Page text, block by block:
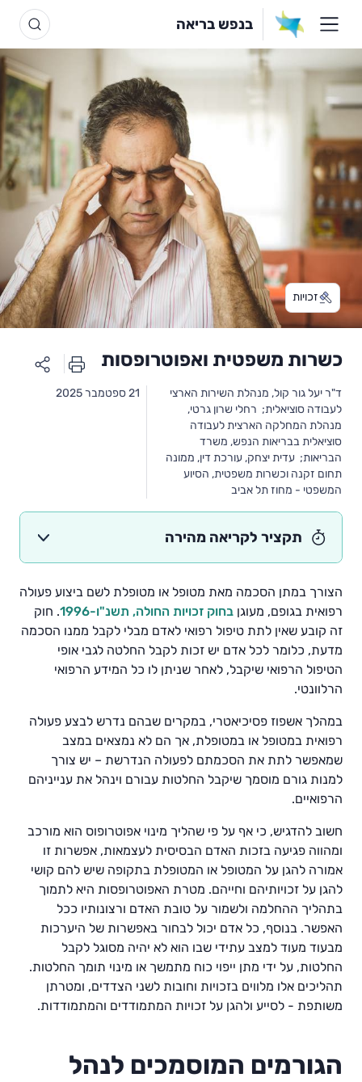
בנפש בריאה
זכויות
כשרות משפטית ואפוטרופסות
ד"ר יעל גור קול, מנהלת השירות הארצי
לעבודה סוציאלית; רחלי שרון גרטי,
מנהלת המחלקה הארצית לעבודה
סוציאלית בבריאות הנפש, משרד
הבריאות; עדית יצחק, עורכת דין, ממונה
תחום זקנה וכשרות משפטית, הסיוע
המשפטי - מחוז תל אביב
21 ספטמבר 2025
תקציר לקריאה מהירה
הצורך במתן הסכמה מאת מטופל או מטופלת לשם ביצוע פעולה
רפואית בגופם, מעוגן בחוק זכויות החולה, תשנ"ו-1996
. חוק
זה קובע שאין לתת טיפול רפואי לאדם מבלי לקבל ממנו הסכמה
מדעת, כלומר לכל אדם יש זכות לקבל החלטה לגבי אופי
הטיפול הרפואי שיקבל, לאחר שניתן לו כל המידע הרפואי
הרלוונטי.
במהלך אשפוז פסיכיאטרי, במקרים שבהם נדרש לבצע פעולה
רפואית במטופל או במטופלת, אך הם לא נמצאים במצב
שמאפשר לתת את הסכמתם לפעולה הנדרשת – יש צורך
למנות גורם מוסמך שיקבל החלטות עבורם וינהל את ענייניהם
הרפואיים.
חשוב להדגיש, כי אף על פי שהליך מינוי אפוטרופוס הוא מורכב
ומהווה פגיעה בזכות האדם הבסיסית לעצמאות, אפשרות זו
אמורה להגן על המטופל או המטופלת בתקופה שיש להם קושי
להגן על זכויותיהם וחייהם. מטרת האפוטרופסות היא לתמוך
בתהליך ההחלמה ולשמור על טובת האדם ורצונותיו ככל
האפשר. בנוסף, כל אדם יכול לבחור באפשרות של היערכות
מבעוד מעוד למצב עתידי שבו הוא לא יהיה מסוגל לקבל
החלטות, על ידי מתן ייפוי כוח מתמשך או מינוי תומך החלטות.
תהליכים אלו מלווים בזכויות וחובות לשני הצדדים, ומטרתן
משותפת - לסייע ולהגן על זכויות המתמודדים והמתמודדות.
הגורמים המוסמכים לנהל